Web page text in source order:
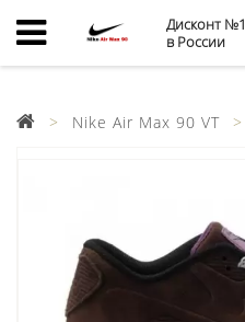
Дисконт №1
в России
Nike Air Max 90 VT